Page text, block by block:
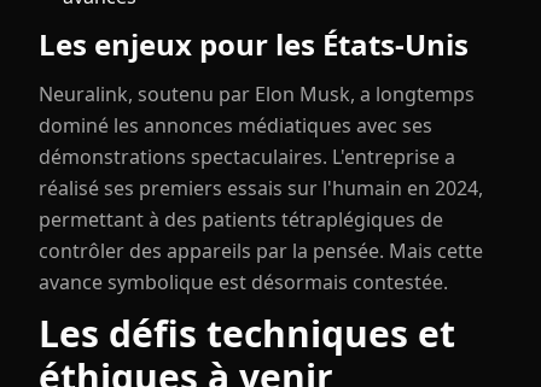
Les enjeux pour les États-Unis
Neuralink, soutenu par Elon Musk, a longtemps
dominé les annonces médiatiques avec ses
démonstrations spectaculaires. L'entreprise a
réalisé ses premiers essais sur l'humain en 2024,
permettant à des patients tétraplégiques de
contrôler des appareils par la pensée. Mais cette
avance symbolique est désormais contestée.
Les défis techniques et
éthiques à venir